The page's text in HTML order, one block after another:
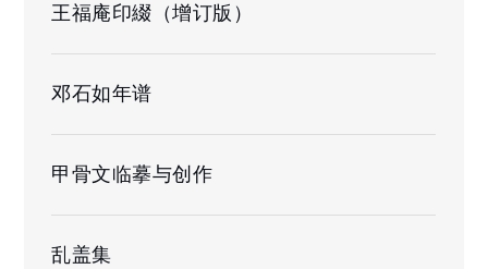
王福庵印綴（增订版）
邓石如年谱
甲骨文临摹与创作
乱盖集